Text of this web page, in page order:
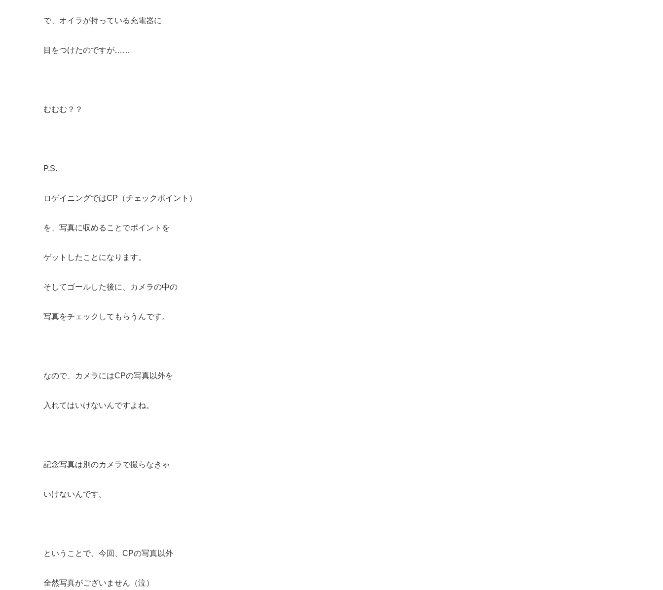
で、オイラが持っている充電器に
目をつけたのですが……
むむむ？？
P.S.
ロゲイニングではCP（チェックポイント）
を、写真に収めることでポイントを
ゲットしたことになります。
そしてゴールした後に、カメラの中の
写真をチェックしてもらうんです。
なので、カメラにはCPの写真以外を
入れてはいけないんですよね。
記念写真は別のカメラで撮らなきゃ
いけないんです。
ということで、今回、CPの写真以外
全然写真がございません（泣）